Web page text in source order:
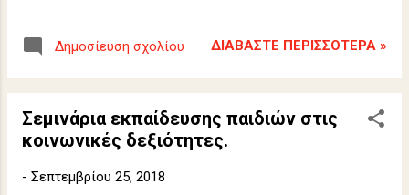
Δημοσίευση σχολίου ΔΙΑΒΆΣΤΕ ΠΕΡΙΣΣΌΤΕΡΑ »
Σεμινάρια εκπαίδευσης παιδιών στις
κοινωνικές δεξιότητες.
- Σεπτεμβρίου 25, 2018